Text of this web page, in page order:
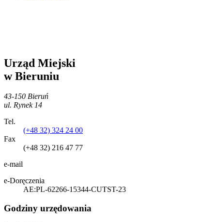
Urząd Miejski
w Bieruniu
43-150 Bieruń
ul. Rynek 14
Tel.
(+48 32) 324 24 00
Fax
(+48 32) 216 47 77
e-mail
e-Doręczenia
AE:PL-62266-15344-CUTST-23
Godziny urzędowania